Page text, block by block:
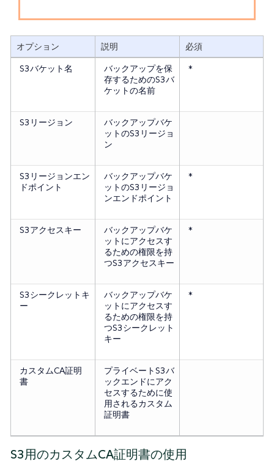
オプション 説明
必須
S3バケット名
バックアップを保
存するためのS3バ
ケットの名前
*
S3リージョン
バックアップバケ
ットのS3リージョ
ン
S3リージョンエン
ドポイント
バックアップバケ
ットのS3リージョ
ンエンドポイント
*
S3アクセスキー
バックアップバケ
ットにアクセスす
るための権限を持
つS3アクセスキー
*
S3シークレットキ
ー
バックアップバケ
ットにアクセスす
るための権限を持
つS3シークレット
キー
*
カスタムCA証明
書
プライベートS3バ
ックエンドにアク
セスするために使
用されるカスタム
証明書
S3用のカスタムCA証明書の使用